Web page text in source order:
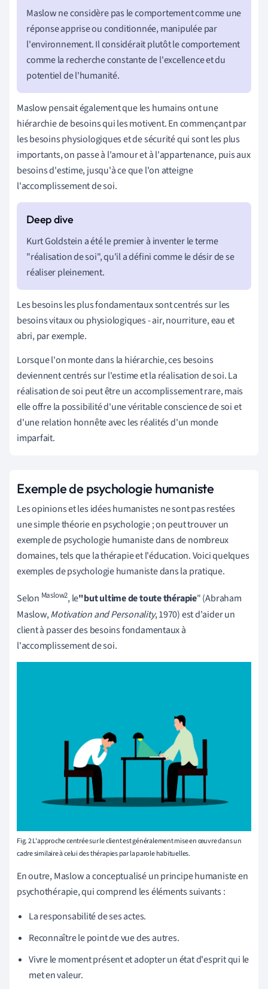
Maslow ne considère pas le comportement comme une
réponse apprise ou conditionnée, manipulée par
l'environnement. Il considérait plutôt le comportement
comme la recherche constante de l'excellence et du
potentiel de l'humanité.
Maslow pensait également que les humains ont une
hiérarchie de besoins qui les motivent. En commençant par
les besoins physiologiques et de sécurité qui sont les plus
importants, on passe à l'amour et à l'appartenance, puis aux
besoins d'estime, jusqu'à ce que l'on atteigne
l'accomplissement de soi.
Kurt Goldstein a été le premier à inventer le terme
"réalisation de soi", qu'il a défini comme le désir de se
réaliser pleinement.
Les besoins les plus fondamentaux sont centrés sur les
besoins vitaux ou physiologiques - air, nourriture, eau et
abri, par exemple.
Lorsque l'on monte dans la hiérarchie, ces besoins
deviennent centrés sur l'estime et la réalisation de soi. La
réalisation de soi peut être un accomplissement rare, mais
elle offre la possibilité d'une véritable conscience de soi et
d'une relation honnête avec les réalités d'un monde
imparfait.
Exemple de psychologie humaniste
Les opinions et les idées humanistes ne sont pas restées
une simple théorie en psychologie ; on peut trouver un
exemple de psychologie humaniste dans de nombreux
domaines, tels que la thérapie et l'éducation. Voici quelques
exemples de psychologie humaniste dans la pratique.
Selon Maslow2, le"but ultime de toute thérapie" (Abraham
Maslow,Motivation and Personality, 1970) est d'aider un
client à passer des besoins fondamentaux à
l'accomplissement de soi.
Fig. 2 L'approche centrée sur le client est généralement mise en œuvre dans un
cadre similaire à celui des thérapies par la parole habituelles.
En outre, Maslow a conceptualisé un principe humaniste en
psychothérapie, qui comprend les éléments suivants :
La responsabilité de ses actes.
Reconnaître le point de vue des autres.
Vivre le moment présent et adopter un état d'esprit qui le
met en valeur.